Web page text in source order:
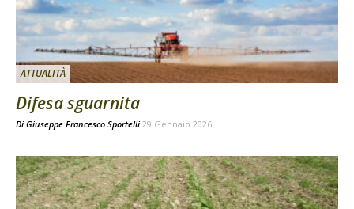
ATTUALITÀ
Difesa sguarnita
Di Giuseppe Francesco Sportelli 29 Gennaio 2026